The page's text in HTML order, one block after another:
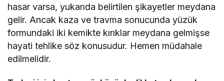
hasar varsa, yukarıda belirtilen şikayetler meydana
gelir. Ancak kaza ve travma sonucunda yüzük
formundaki iki kemikte kırıklar meydana gelmişse
hayati tehlike söz konusudur. Hemen müdahale
edilmelidir.